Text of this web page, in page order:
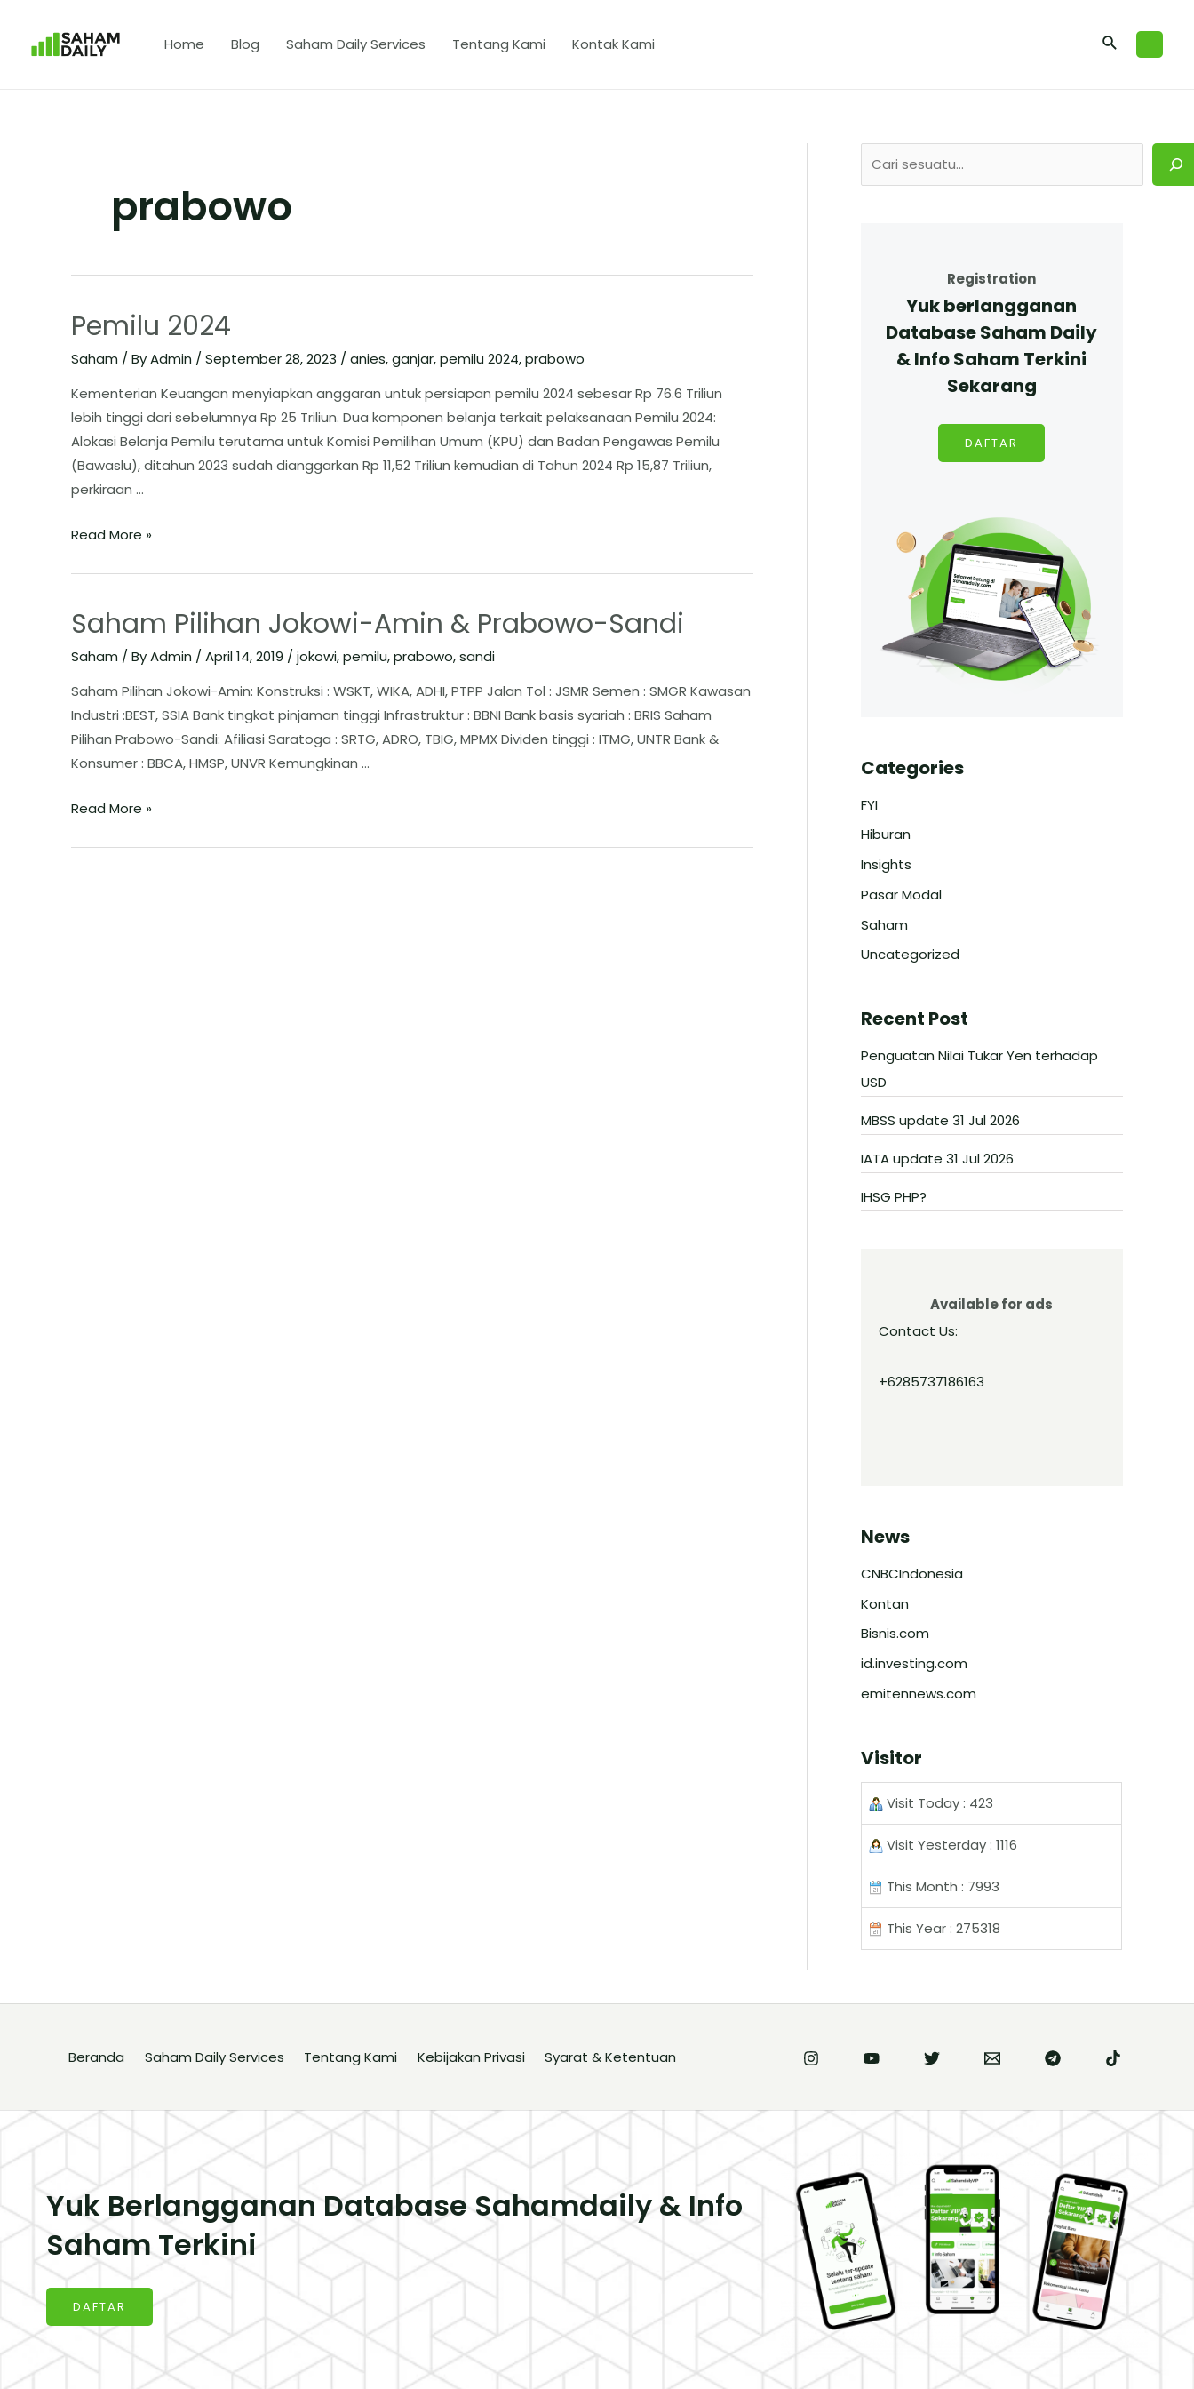
Home Blog Saham Daily Services Tentang Kami Kontak Kami
prabowo
Pemilu 2024
Saham / ByAdmin /September 28, 2023 /anies,ganjar,pemilu 2024,prabowo
Kementerian Keuangan menyiapkan anggaran untuk persiapan pemilu 2024 sebesar Rp 76.6 Triliun
lebih tinggi dari sebelumnya Rp 25 Triliun. Dua komponen belanja terkait pelaksanaan Pemilu 2024:
Alokasi Belanja Pemilu terutama untuk Komisi Pemilihan Umum (KPU) dan Badan Pengawas Pemilu
(Bawaslu), ditahun 2023 sudah dianggarkan Rp 11,52 Triliun kemudian di Tahun 2024 Rp 15,87 Triliun,
perkiraan …
Read More »
Saham Pilihan Jokowi-Amin & Prabowo-Sandi
Saham / ByAdmin / April 14, 2019 / jokowi,pemilu,prabowo,sandi
Saham Pilihan Jokowi-Amin: Konstruksi : WSKT, WIKA, ADHI, PTPP Jalan Tol : JSMR Semen : SMGR Kawasan
Industri :BEST, SSIA Bank tingkat pinjaman tinggi Infrastruktur : BBNI Bank basis syariah : BRIS Saham
Pilihan Prabowo-Sandi: Afiliasi Saratoga : SRTG, ADRO, TBIG, MPMX Dividen tinggi : ITMG, UNTR Bank &
Konsumer : BBCA, HMSP, UNVR Kemungkinan …
Read More »
Registration
Yuk berlangganan
Database Saham Daily
& Info Saham Terkini
Sekarang
DAFTAR
Categories
FYI
Hiburan
Insights
Pasar Modal
Saham
Uncategorized
Recent Post
Penguatan Nilai Tukar Yen terhadap
USD
MBSS update 31 Jul 2026
IATA update 31 Jul 2026
IHSG PHP?
Available for ads
Contact Us:
+6285737186163
News
CNBCIndonesia
Kontan
Bisnis.com
id.investing.com
emitennews.com
Visitor
Visit Today : 423
Visit Yesterday : 1116
This Month : 7993
This Year : 275318
Beranda Saham Daily Services Tentang Kami Kebijakan Privasi Syarat & Ketentuan
Yuk Berlangganan Database Sahamdaily & Info
Saham Terkini
DAFTAR